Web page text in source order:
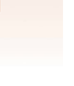
है। यदि
राष्ट्र को
है। किसी देश
की एकता उस